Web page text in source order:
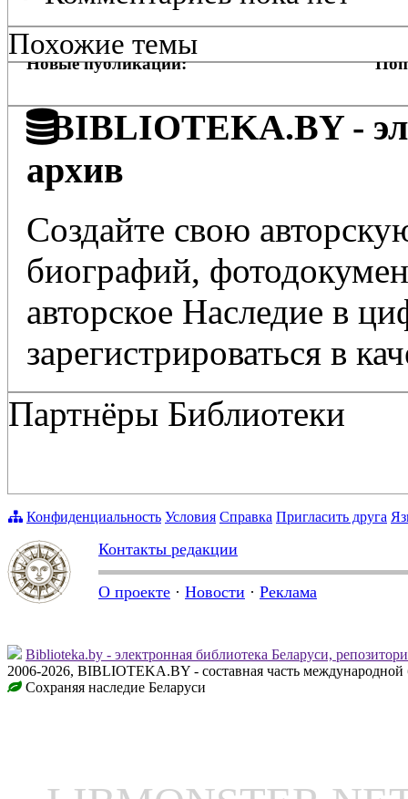
Похожие темы
Новые публикации:
BIBLIOTEKA.BY -
архив
Создайте свою
биографий,
авторское Наследие в
зарегистрироваться в
Партнёры Библиотеки
Конфиденциальность Условия Справка Пригласить друга
Контакты редакции
О проекте · Новости · Реклама
Biblioteka.by - электронная библиотека Беларуси,
2006-2026, BIBLIOTEKA.BY - составная часть
Сохраняя наследие Беларуси